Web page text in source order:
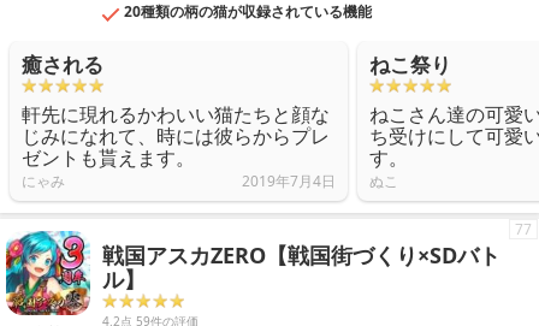
20種類の柄の猫が収録されている機能
癒される
軒先に現れるかわいい猫たちと顔な
じみになれて、時には彼らからプレ
ゼントも貰えます。
にゃみ 2019年7月4日
ねこ祭り
ねこさん達の可愛
ち受けにして可愛
す。
ぬこ
戦国アスカZERO【戦国街づくり×SDバト
ル】
4.2点 59件の評価
77